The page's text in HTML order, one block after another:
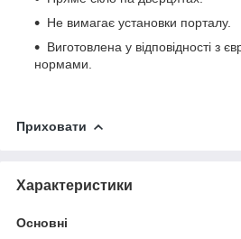
Не вимагає установки порталу.
Виготовлена у відповідності з
нормами.
Приховати
Характеристики
Основні